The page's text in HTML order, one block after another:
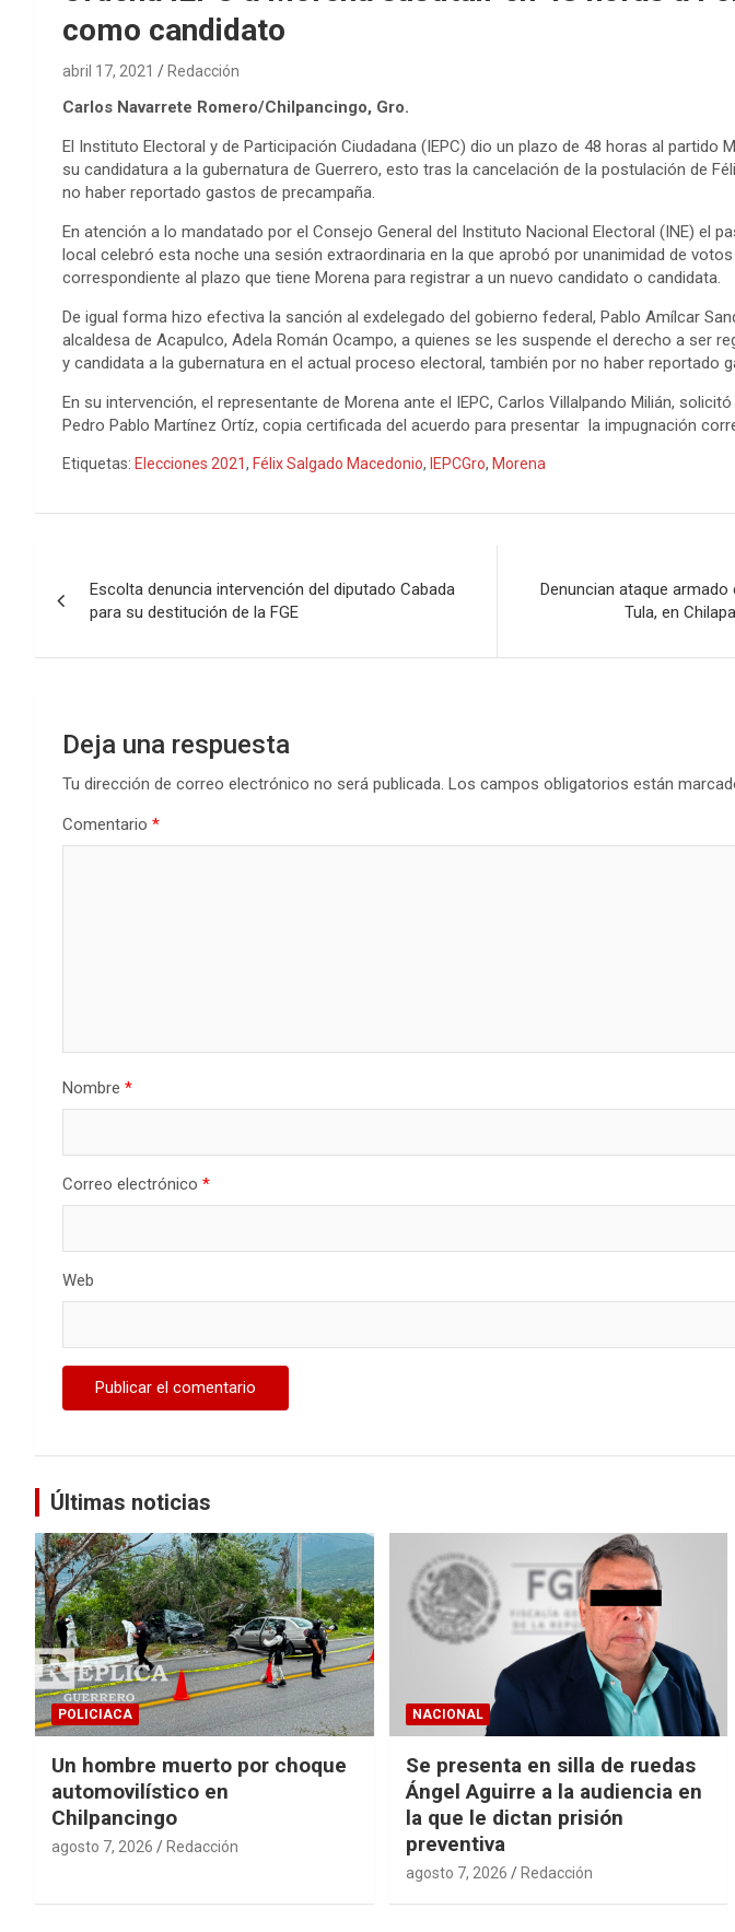
como candidato
abril 17, 2021 Redacción
Carlos Navarrete Romero/Chilpancingo, Gro.
El Instituto Electoral y de Participación Ciudadana (IEPC) dio un plazo de 48 horas al partido
su candidatura a la gubernatura de Guerrero, esto tras la cancelación de la postulación de
no haber reportado gastos de precampaña.
En atención a lo mandatado por el Consejo General del Instituto Nacional Electoral (INE) el
local celebró esta noche una sesión extraordinaria en la que aprobó por unanimidad de
correspondiente al plazo que tiene Morena para registrar a un nuevo candidato o candidata.
De igual forma hizo efectiva la sanción al exdelegado del gobierno federal, Pablo Amílcar
alcaldesa de Acapulco, Adela Román Ocampo, a quienes se les suspende el derecho a ser
y candidata a la gubernatura en el actual proceso electoral, también por no haber reportado
En su intervención, el representante de Morena ante el IEPC, Carlos Villalpando Milián,
Pedro Pablo Martínez Ortíz, copia certificada del acuerdo para presentar la impugnación
Etiquetas: Elecciones 2021, Félix Salgado Macedonio, IEPCGro, Morena
de
entradas
Escolta denuncia intervención del diputado Cabada
para su destitución de la FGE
Denuncian ataque
Tula, en
Deja una respuesta
Tu dirección de correo electrónico no será publicada. Los campos obligatorios están
Comentario *
Nombre *
Correo electrónico *
Web
Últimas noticias
POLICIACA
Un hombre muerto por choque
automovilístico en
Chilpancingo
agosto 7, 2026 Redacción
NACIONAL
Se presenta en silla de ruedas
Ángel Aguirre a la audiencia en
la que le dictan prisión
preventiva
agosto 7, 2026 Redacción